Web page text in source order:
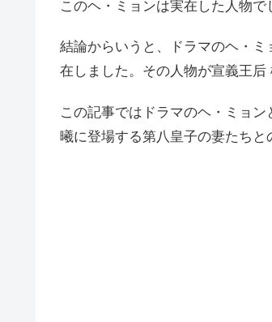
このヘ・ミョンは実在した人物で
結論からいうと、ドラマのヘ・
在しました。その人物が宣義王后
この記事ではドラマのヘ・ミョ
曦に登場する第八皇子の妻たちと